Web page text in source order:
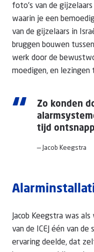
foto's van de
waarin je een
van de gijzelaars in
bruggen bouwen
werk door de
moedigen, en lezingen
“
Zo konden
tijd
— Jacob Keegstra
Jacob Keegstra was
van de ICEJ één van
ervaring deelde, dat